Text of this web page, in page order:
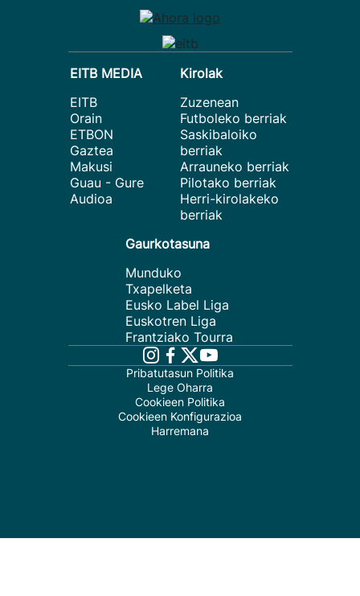
EITB MEDIA
EITB
Orain
ETBON
Gaztea
Makusi
Guau - Gure
Audioa
Kirolak
Zuzenean
Futboleko berriak
Saskibaloiko
berriak
Arrauneko berriak
Pilotako berriak
Herri-kirolakeko
berriak
Gaurkotasuna
Munduko
Txapelketa
Eusko Label Liga
Euskotren Liga
Frantziako Tourra
Pribatutasun Politika
Lege Oharra
Cookieen Politika
Cookieen Konfigurazioa
Harremana